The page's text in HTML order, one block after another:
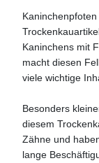
Kaninchens mit
macht diesen
viele wichtige
Besonders
diesem
Zähne und
lange